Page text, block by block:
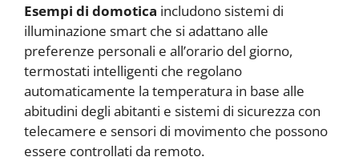
Esempi di domotica includono sistemi di
illuminazione smart che si adattano alle
preferenze personali e all’orario del giorno,
termostati intelligenti che regolano
automaticamente la temperatura in base alle
abitudini degli abitanti e sistemi di sicurezza con
telecamere e sensori di movimento che possono
essere controllati da remoto.